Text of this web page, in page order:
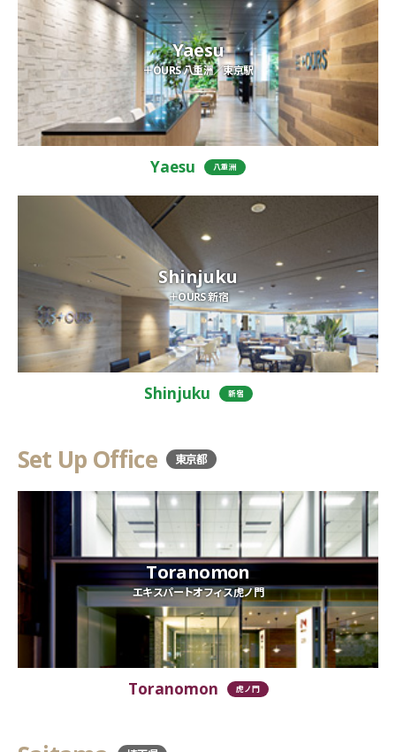
Yaesu
＋OURS 八重洲／東京駅
Yaesu 八重洲
Shinjuku
＋OURS 新宿
Shinjuku 新宿
Set Up Office 東京都
Toranomon
エキスパートオフィス虎ノ門
Toranomon 虎ノ門